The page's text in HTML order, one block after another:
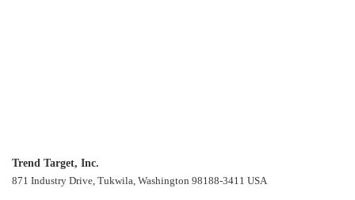
Trend Target, Inc.
871 Industry Drive, Tukwila, Washington 98188-3411 USA